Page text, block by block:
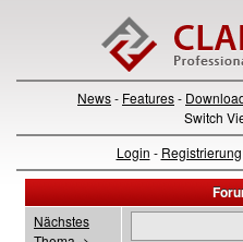
News- Features-
Switch
Login - Registrierung
Nächstes